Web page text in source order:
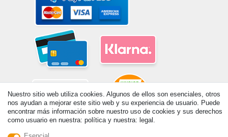
Nuestro sitio web utiliza cookies. Algunos de ellos son esenciales, otros
nos ayudan a mejorar este sitio web y su experiencia de usuario. Puede
encontrar más información sobre nuestro uso de cookies y sus derechos
como usuario en nuestra: política y nuestra: legal.